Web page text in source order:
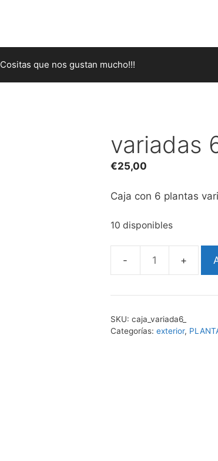
Cositas que nos gustan mucho!!!
variadas
€25,00
Caja con 6 plantas
10 disponibles
cantidad
SKU: caja_variada6_
Categorías: exterior,